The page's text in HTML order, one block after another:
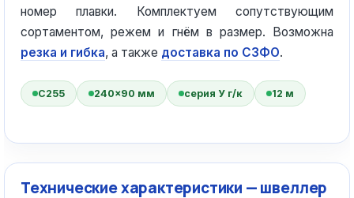
номер плавки. Комплектуем сопутствующим
сортаментом, режем и гнём в размер. Возможна
резка и гибка, а также доставка по СЗФО.
С255 240×90 мм серия У г/к 12 м
Технические характеристики — швеллер